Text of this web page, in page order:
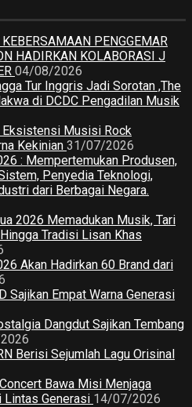
PENGGEMAR
HADIRKAN KOLABORASI J
04/08/2026
Tur Inggris Jadi Sorotan ,The
di DCDC Pengadilan Musik
Eksistensi Musisi Rock
Kekinian 31/07/2026
: Mempertemukan Produsen,
Penyedia Teknologi,
dari Berbagai Negara.
2026 Memadukan Musik, Tari
Tradisi Lisan Khas
Akan Hadirkan 60 Brand dari
Sajikan Empat Warna Generasi
Dangdut Sajikan Tembang
Berisi Sejumlah Lagu Orisinal
Bawa Misi Menjaga
Lintas Generasi 14/07/2026